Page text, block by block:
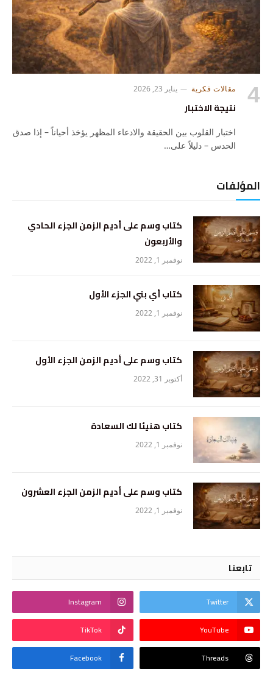
مقالات فكرية يناير 23, 2026
نتيجة الاختبار
اختبار القلوب بين الحقيقة والادعاء المظهر يؤخذ أحياناً – إذا صدق
الحدس – دليلاً على…
المؤلفات
كتاب وسم على أديم الزمن الجزء الحادي
والأربعون
نوفمبر 1, 2022
كتاب أي بني الجزء الأول
نوفمبر 1, 2022
كتاب وسم على أديم الزمن الجزء الأول
أكتوبر 31, 2022
كتاب هنيئا لك السعادة
نوفمبر 1, 2022
كتاب وسم على أديم الزمن الجزء العشرون
نوفمبر 1, 2022
تابعنا
Twitter
Instagram
YouTube
TikTok
Threads
Facebook